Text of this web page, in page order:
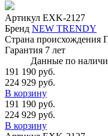
Артикул EXK-2127
Бренд NEW TRENDY
Страна происхождения
Гарантия 7 лет
Данные по
191 190 руб.
224 929 руб.
В корзину
191 190 руб.
224 929 руб.
В корзину